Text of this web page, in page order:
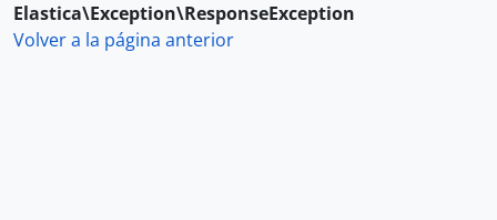
Elastica\Exception\ResponseException
Volver a la página anterior